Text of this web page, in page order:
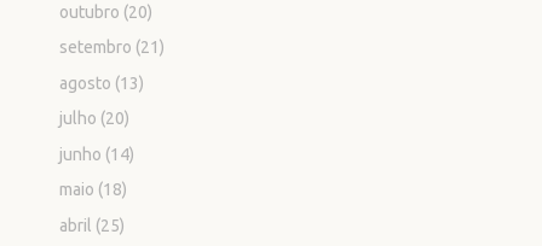
outubro (20)
setembro (21)
agosto (13)
julho (20)
junho (14)
maio (18)
abril (25)